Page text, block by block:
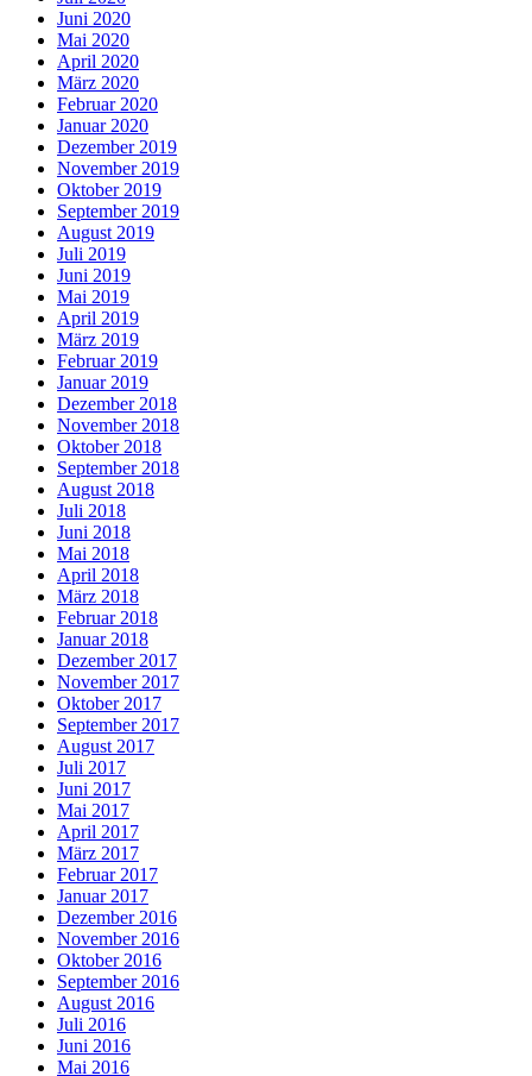
Juni 2020
Mai 2020
April 2020
März 2020
Februar 2020
Januar 2020
Dezember 2019
November 2019
Oktober 2019
September 2019
August 2019
Juli 2019
Juni 2019
Mai 2019
April 2019
März 2019
Februar 2019
Januar 2019
Dezember 2018
November 2018
Oktober 2018
September 2018
August 2018
Juli 2018
Juni 2018
Mai 2018
April 2018
März 2018
Februar 2018
Januar 2018
Dezember 2017
November 2017
Oktober 2017
September 2017
August 2017
Juli 2017
Juni 2017
Mai 2017
April 2017
März 2017
Februar 2017
Januar 2017
Dezember 2016
November 2016
Oktober 2016
September 2016
August 2016
Juli 2016
Juni 2016
Mai 2016